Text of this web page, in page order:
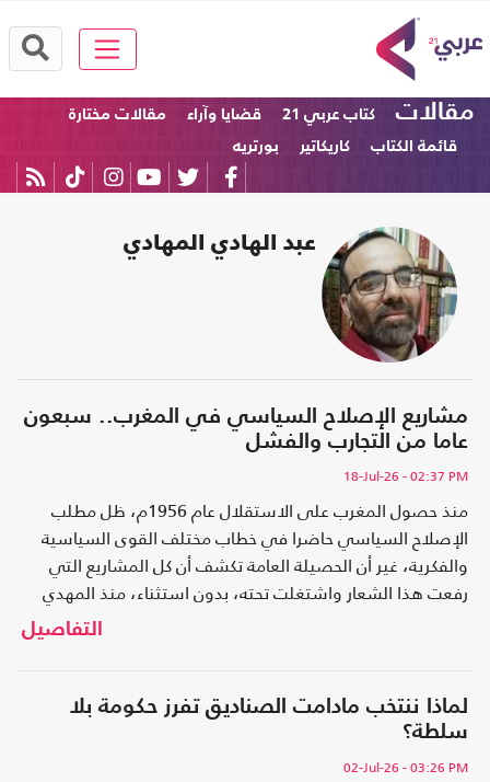
مقالات كتاب عربي 21 قضايا وآراء
مقالات مختارة
قائمة الكتاب
كاريكاتير بورتريه
عبد الهادي المهادي
مشاريع الإصلاح السياسي في المغرب.. سبعون
عاما من التجارب والفشل
18-Jul-26 - 02:37 PM
منذ حصول المغرب على الاستقلال عام 1956م، ظل مطلب
الإصلاح السياسي حاضرا في خطاب مختلف القوى السياسية
والفكرية، غير أن الحصيلة العامة تكشف أن كل المشاريع التي
رفعت هذا الشعار واشتغلت تحته، بدون استثناء، منذ المهدي
بنبركة إلى عبد السلام ياسين، لم تنجح في إحداث تحولالتفاصيل
لماذا ننتخب مادامت الصناديق تفرز حكومة بلا
سلطة؟
02-Jul-26 - 03:26 PM